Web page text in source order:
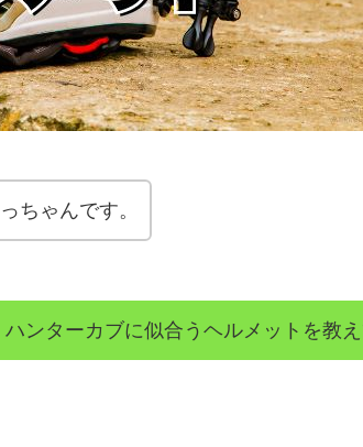
ちゃんです。
ハンターカブに似合うヘルメットを教